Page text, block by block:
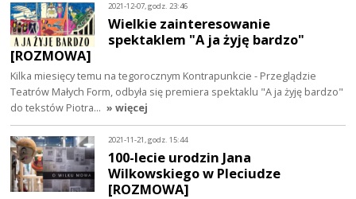
2021-12-07, godz. 23:46
Wielkie zainteresowanie
spektaklem "A ja żyję bardzo"
[ROZMOWA]
Kilka miesięcy temu na tegorocznym Kontrapunkcie - Przeglądzie
Teatrów Małych Form, odbyła się premiera spektaklu "A ja żyję bardzo"
do tekstów Piotra… » więcej
2021-11-21, godz. 15:44
100-lecie urodzin Jana
Wilkowskiego w Pleciudze
[ROZMOWA]